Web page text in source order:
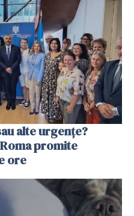
alte urgențe?
promite
ore